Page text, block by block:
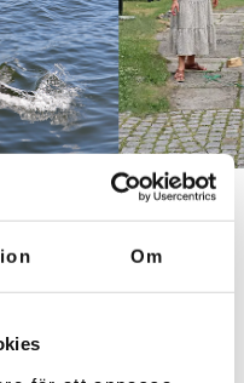
Om
en el